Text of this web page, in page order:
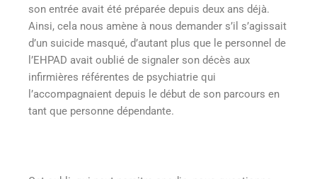
son entrée avait été préparée depuis deux ans déjà.
Ainsi, cela nous amène à nous demander s’il s’agissait
d’un suicide masqué, d’autant plus que le personnel de
l’EHPAD avait oublié de signaler son décès aux
infirmières référentes de psychiatrie qui
l’accompagnaient depuis le début de son parcours en
tant que personne dépendante.